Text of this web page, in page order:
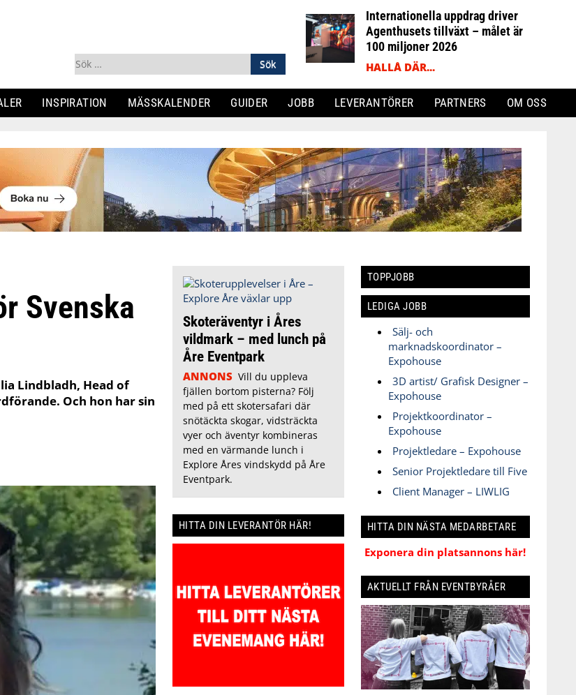
Sök
efter:
Internationella uppdrag driver
Agenthusets tillväxt – målet är
100 miljoner 2026
HALLÅ DÄR...
INSPIRATION MÄSSKALENDER GUIDER JOBB LEVERANTÖRER PARTNERS OM OSS
Svenska
Lindbladh, Head of
Och hon har sin
Skoteräventyr i Åres
vildmark – med lunch på
Åre Eventpark
ANNONS Vill du uppleva
fjällen bortom pisterna? Följ
med på ett skotersafari där
snötäckta skogar, vidsträckta
vyer och äventyr kombineras
med en värmande lunch i
Explore Åres vindskydd på Åre
Eventpark.
HITTA DIN LEVERANTÖR HÄR!
TOPPJOBB
LEDIGA JOBB
Sälj- och
marknadskoordinator –
Expohouse
3D artist/ Grafisk Designer –
Expohouse
Projektkoordinator –
Expohouse
Projektledare – Expohouse
Senior Projektledare till Five
Client Manager – LIWLIG
HITTA DIN NÄSTA MEDARBETARE
Exponera din platsannons här!
AKTUELLT FRÅN EVENTBYRÅER